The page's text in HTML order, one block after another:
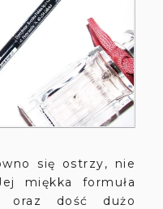
się ostrzy, nie
miękka formuła
oraz dość dużo